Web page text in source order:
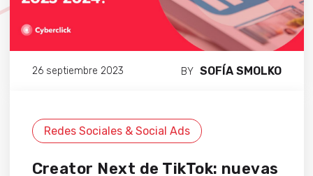
26 septiembre 2023 BY SOFÍA SMOLKO
Redes Sociales & Social Ads
Creator Next de TikTok: nuevas